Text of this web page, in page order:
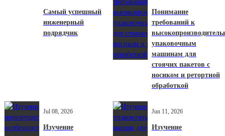
Самый успешный
инженерный
подрядчик
Понимание
требований к
упаковочным
машинам для
стоячих пакетов с
носиком и ретортной
обработкой
Jul 08, 2026
Изучение
Jun 11, 2026
Изучение